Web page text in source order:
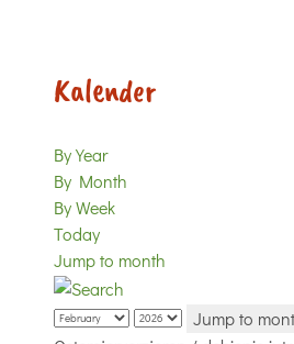
Kalender
By Year
By Month
By Week
Today
Jump to month
Jump to